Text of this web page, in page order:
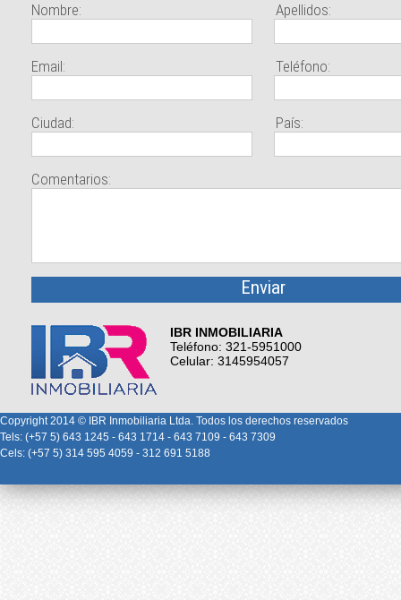
Nombre: Apellidos:
Email: Teléfono:
Ciudad: País:
Comentarios:
IBR INMOBILIARIA
Teléfono: 321-5951000
Celular: 3145954057
Copyright 2014 © IBR Inmobiliaria Ltda. Todos los derechos reservados
Tels: (+57 5) 643 1245 - 643 1714 - 643 7109 - 643 7309
Cels: (+57 5) 314 595 4059 - 312 691 5188